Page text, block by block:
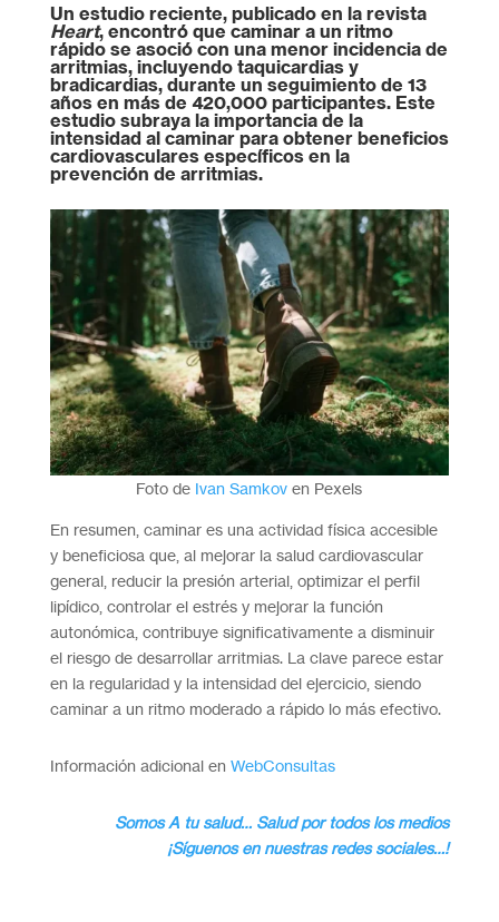
Un estudio reciente, publicado en la revista
Heart, encontró que caminar a un ritmo
rápido se asoció con una menor incidencia de
arritmias, incluyendo taquicardias y
bradicardias, durante un seguimiento de 13
años en más de 420,000 participantes. Este
estudio subraya la importancia de la
intensidad al caminar para obtener beneficios
cardiovasculares específicos en la
prevención de arritmias.
Foto de Ivan Samkov en Pexels
En resumen, caminar es una actividad física accesible
y beneficiosa que, al mejorar la salud cardiovascular
general, reducir la presión arterial, optimizar el perfil
lipídico, controlar el estrés y mejorar la función
autonómica, contribuye significativamente a disminuir
el riesgo de desarrollar arritmias. La clave parece estar
en la regularidad y la intensidad del ejercicio, siendo
caminar a un ritmo moderado a rápido lo más efectivo.
Información adicional en WebConsultas
Somos A tu salud… Salud por todos los medios
¡Síguenos en nuestras redes sociales…!